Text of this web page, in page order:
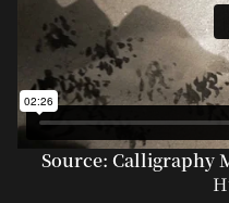
Source: Calligraphy